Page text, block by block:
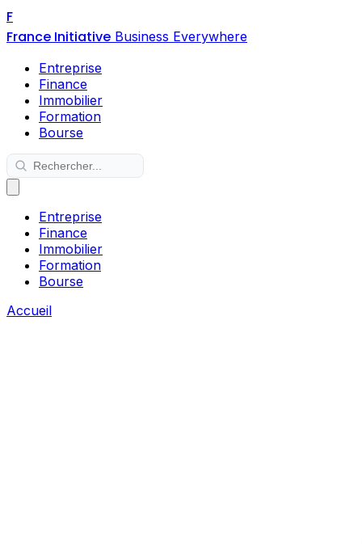
F
France Initiative Business Everywhere
Entreprise
Finance
Immobilier
Formation
Bourse
Entreprise
Finance
Immobilier
Formation
Bourse
Accueil